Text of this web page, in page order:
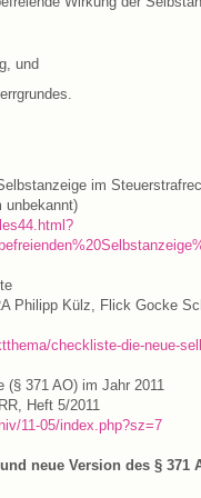
und
im
unbekannt)
Philipp Külz, Flick Gocke
checkliste-die-neue-
(§ 371 AO) im Jahr 2011
Heft 5/2011
11-05/index.php?sz=7
neue Version des § 371